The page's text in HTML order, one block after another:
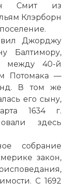
Смит из
Клэрборн
Джорджу
Балтимору,
между 40-й
Потомака —
В том же
его сыну,
1634 г.
здесь
собрание
закон,
С 1692